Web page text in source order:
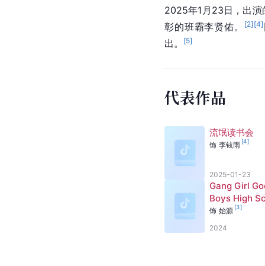
2025年1月23日，出演
彰的班霸李贤佑。
[2] [4]
出。
[5]
代表作品
流氓读书会
饰 李铉雨 [4]
2025-01-23
Gang Girl
Boys High
饰 始源 [3]
2024